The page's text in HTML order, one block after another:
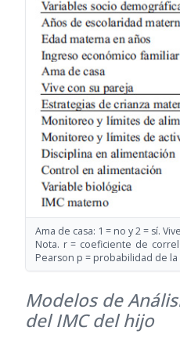
Ama de casa: 1 = no y 2 = sí.
Nota. r = coeficiente de
Pearson p = probabilidad de
Modelos de
del IMC del hijo